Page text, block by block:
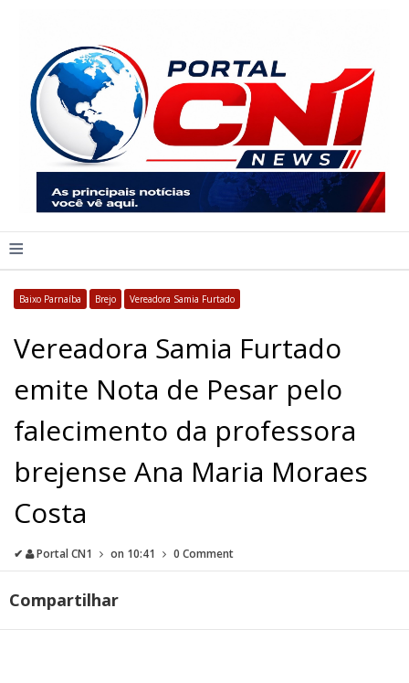
≡
Baixo Parnaíba Brejo Vereadora Samia Furtado
Vereadora Samia Furtado
emite Nota de Pesar pelo
falecimento da professora
brejense Ana Maria Moraes
Costa
✔ Portal CN1 on 10:41 0 Comment
Compartilhar